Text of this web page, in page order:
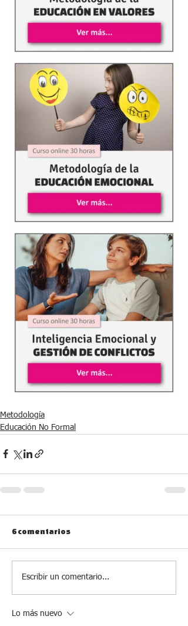
Metodología
Educación No Formal
6 comentarios
Escribir un comentario...
Lo más nuevo